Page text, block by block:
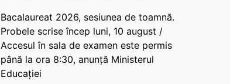
Bacalaureat 2026, sesiunea de toamnă.
Probele scrise încep luni, 10 august /
Accesul în sala de examen este permis
până la ora 8:30, anunță Ministerul
Educației